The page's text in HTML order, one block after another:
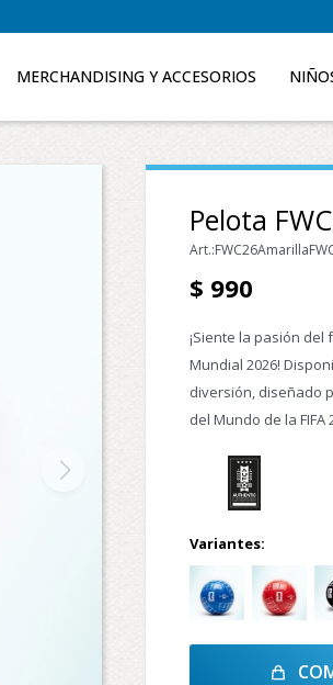
MERCHANDISING Y ACCESORIOS
Pelota
$ 990
¡Siente la pasión
Mundial 2026!
diversión, diseñado
del Mundo de la FIFA
Variantes: